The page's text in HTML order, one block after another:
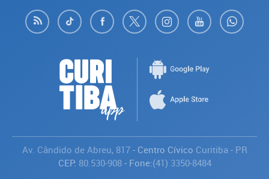
Av. Cândido de Abreu, 817- Centro Cívico Curitiba - PR
CEP: 80.530-908- Fone:(41) 3350-8484